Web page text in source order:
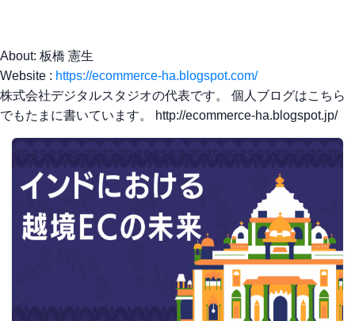
About: 板橋 憲生
Website : https://ecommerce-ha.blogspot.com/
株式会社デジタルスタジオの代表です。 個人ブログはこちら
でもたまに書いています。 http://ecommerce-ha.blogspot.jp/